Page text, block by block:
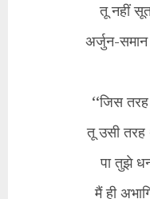
तू नहीं
अर्जुन-
‘‘जिस
तू उसी तरह
पा तुझे
मैं ही